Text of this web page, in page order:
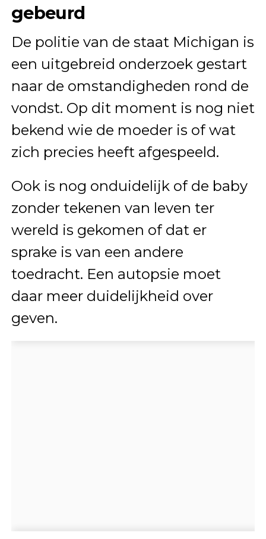
gebeurd
De politie van de staat Michigan is
een uitgebreid onderzoek gestart
naar de omstandigheden rond de
vondst. Op dit moment is nog niet
bekend wie de moeder is of wat
zich precies heeft afgespeeld.
Ook is nog onduidelijk of de baby
zonder tekenen van leven ter
wereld is gekomen of dat er
sprake is van een andere
toedracht. Een autopsie moet
daar meer duidelijkheid over
geven.